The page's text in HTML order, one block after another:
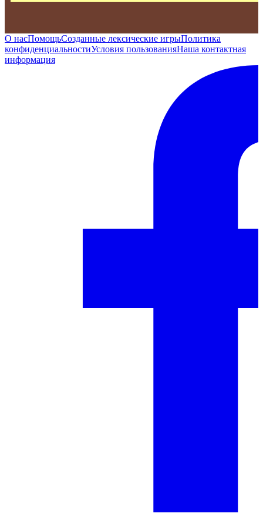
О насПомощьСозданные лексические игрыПолитика
конфиденциальностиУсловия пользованияНаша контактная
информация